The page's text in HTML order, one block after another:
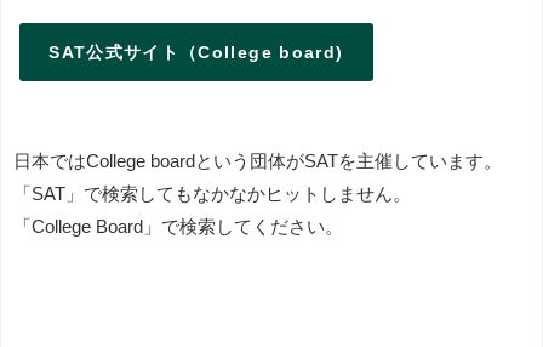
SAT公式サイト（College board)
日本ではCollege boardという団体がSATを主催しています。
「SAT」で検索してもなかなかヒットしません。
「College Board」で検索してください。